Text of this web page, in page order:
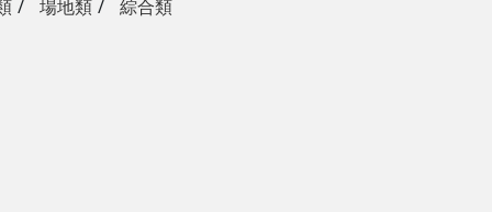
場地類 綜合類